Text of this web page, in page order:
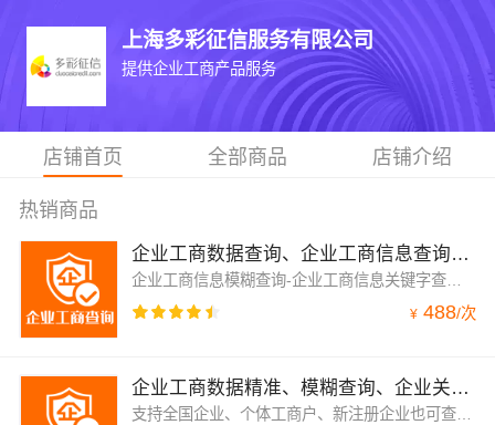
上海多彩征信服务有限公司
提供企业工商产品服务
店铺首页 全部商品 店铺介绍
热销商品
企业工商数据查询、企业工商信息查询、企业工商信息查询验证-企业工商模糊查询-企业信息检索-企业信息查询...
企业工商信息模糊查询-企业工商信息关键字查询-企业工商信息查询-企业工商信息查询-企业工商信息模糊查询-企业工商信息关键字查询-企业工商信息查询-企业工商信息关键字查询-企业工商信息模糊查询-企业工商信息查询-企业工商信息模糊查询-企业工商信息关键字查询-企业工商信息精准查询-企业关键词搜索-企业工商信息查询-企业工商信息关键字查询-企业工商信息模糊查询
¥ 488/次
企业工商数据精准、模糊查询、企业关键词搜索，企业信息查询、企业验证、支持新注册企业【可包年包月】
支持全国企业、个体工商户、新注册企业也可查询、企业工商信息核验、根据企业关键词搜索，或使用（企业全称、税务登记号、信用代码、注册号）中的任意一项获取企业工商基本信息，适用于公共网站、内部系统、移动APP用于工商信息展示，信息比对等功能，数据覆盖全国企业、个体工商户，按天更新